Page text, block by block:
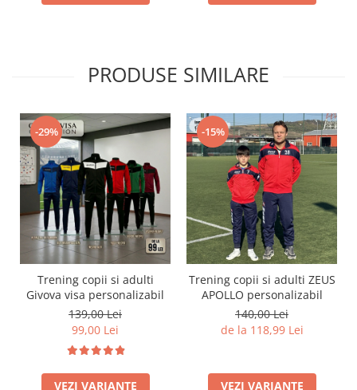
PRODUSE SIMILARE
-29%
Trening copii si adulti
Givova visa personalizabil
139,00 Lei
99,00 Lei
VEZI VARIANTE
-15%
Trening copii si adulti ZEUS
APOLLO personalizabil
140,00 Lei
de la 118,99 Lei
VEZI VARIANTE